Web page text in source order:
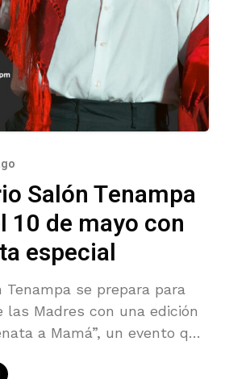
Salón Tenampa
10 de mayo con
especial
se prepara para
las Madres con una edición
a Mamá”, un evento que